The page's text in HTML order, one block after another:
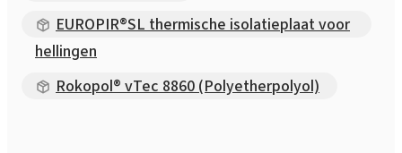
EUROPIR®SL thermische isolatieplaat voor
hellingen
Rokopol® vTec 8860 (Polyetherpolyol)